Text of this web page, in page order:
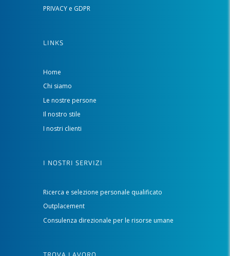
PRIVACY e GDPR
LINKS
Home
Chi siamo
Le nostre persone
Il nostro stile
I nostri clienti
I NOSTRI SERVIZI
Ricerca e selezione personale qualificato
Outplacement
Consulenza direzionale per le risorse umane